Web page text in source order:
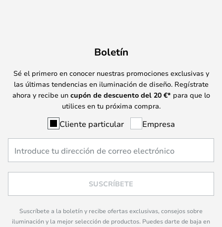
Boletín
Sé el primero en conocer nuestras promociones exclusivas y
las últimas tendencias en iluminación de diseño. Regístrate
ahora y recibe un cupón de descuento del 20 €* para que lo
utilices en tu próxima compra.
Cliente particular Empresa
SUSCRÍBETE
Suscríbete a la boletín y recibe ofertas exclusivas, consejos sobre
iluminación y la mejor selección de productos. Puedes darte de baja en